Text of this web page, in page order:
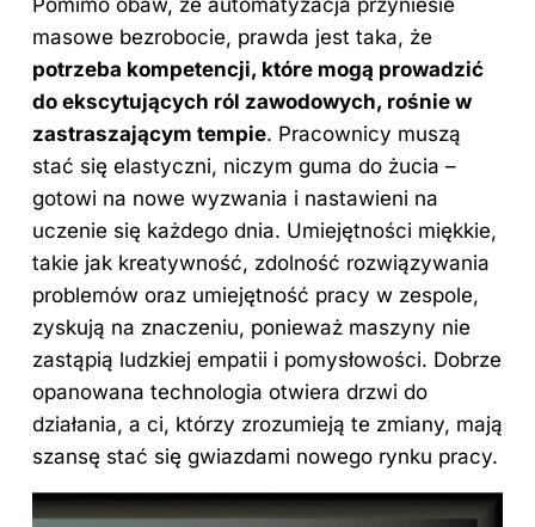
masowe bezrobocie, prawda jest taka, że
potrzeba kompetencji, które mogą prowadzić
do ekscytujących ról zawodowych, rośnie w
zastraszającym tempie. Pracownicy muszą
stać się elastyczni, niczym guma do żucia –
gotowi na nowe wyzwania i nastawieni na
uczenie się każdego dnia. Umiejętności miękkie,
takie jak kreatywność, zdolność rozwiązywania
problemów oraz umiejętność pracy w zespole,
zyskują na znaczeniu, ponieważ maszyny nie
zastąpią ludzkiej empatii i pomysłowości. Dobrze
opanowana technologia otwiera drzwi do
działania, a ci, którzy zrozumieją te zmiany, mają
szansę stać się gwiazdami nowego rynku pracy.